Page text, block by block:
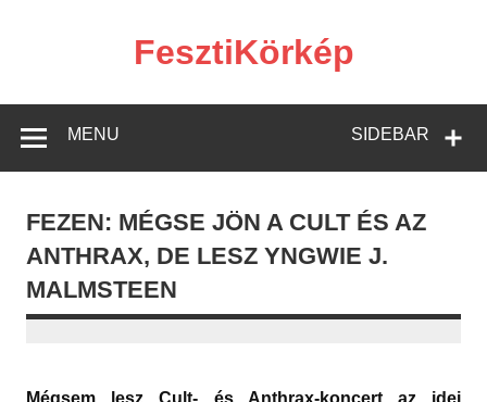
FesztiKörkép
SIDEBAR
MENU
FEZEN: MÉGSE JÖN A CULT ÉS AZ
ANTHRAX, DE LESZ YNGWIE J.
MALMSTEEN